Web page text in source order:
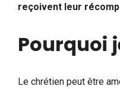
reçoivent leur
Pourquoi
Le chrétien peut être